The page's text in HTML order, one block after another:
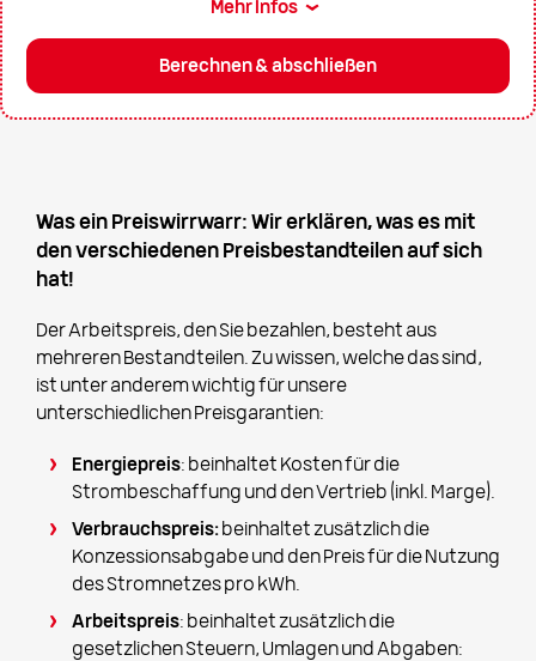
Mehr Infos
Berechnen & abschließen
Was ein Preiswirrwarr: Wir erklären, was es mit
den verschiedenen Preisbestandteilen auf sich
hat!
Der Arbeitspreis, den Sie bezahlen, besteht aus
mehreren Bestandteilen. Zu wissen, welche das sind,
ist unter anderem wichtig für unsere
unterschiedlichen Preisgarantien:
Energiepreis: beinhaltet Kosten für die
Strombeschaffung und den Vertrieb (inkl. Marge).
Verbrauchspreis:beinhaltet zusätzlich die
Konzessionsabgabe und den Preis für die Nutzung
des Stromnetzes pro kWh.
Arbeitspreis: beinhaltet zusätzlich die
gesetzlichen Steuern, Umlagen und Abgaben: